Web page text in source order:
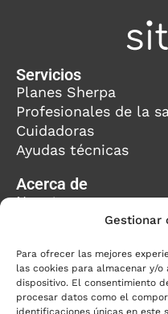
Gestionar
Para ofrecer las mejores
las cookies para almacenar y/
dispositivo. El consentimiento
procesar datos como el
identificaciones únicas en este
Servicios
Planes Sherpa
Profesionales de la
Cuidadoras
Ayudas técnicas
Acerca de
Nosotros
Trabaja con nosotros
Contacto
¿Quieres llamarnos?